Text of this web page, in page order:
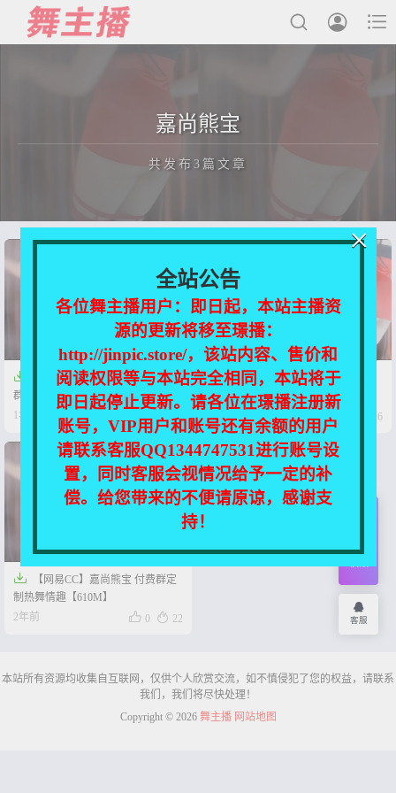



主播合集
充值&解压说明
用户中心
嘉尚熊宝
共发布3篇文章
正在为您加载新内容

【CC直播】嘉尚熊宝 首次付费
群定制热舞【2V-574M】
1年前
 0  19
 【网易CC】嘉尚熊宝 付费群定
制情趣热舞【2V-574M】
 26

【网易CC】嘉尚熊宝 付费群定
制热舞情趣【610M】
2年前
 0  22
本站所有资源均收集自互联网，仅供个人欣赏交流，如不慎侵犯了您的权益，请联系
我们，我们将尽快处理！
Copyright © 2026 舞主播 网站地图
全站公告
各位舞主播用户：即日起，本站主播资
源的更新将移至璟播：
http://jinpic.store/，该站内容、售价和
阅读权限等与本站完全相同，本站将于
即日起停止更新。请各位在璟播注册新
账号，VIP用户和账号还有余额的用户
请联系客服QQ1344747531进行账号设
置，同时客服会视情况给予一定的补
偿。给您带来的不便请原谅，感谢支
持！
×
会员
客服